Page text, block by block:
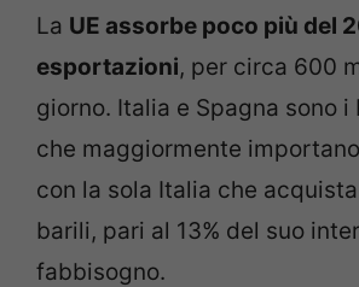
La UE assorbe poco più del
esportazioni, per circa 600
giorno. Italia e Spagna sono i
che maggiormente
con la sola Italia che
barili, pari al 13% del suo
fabbisogno.